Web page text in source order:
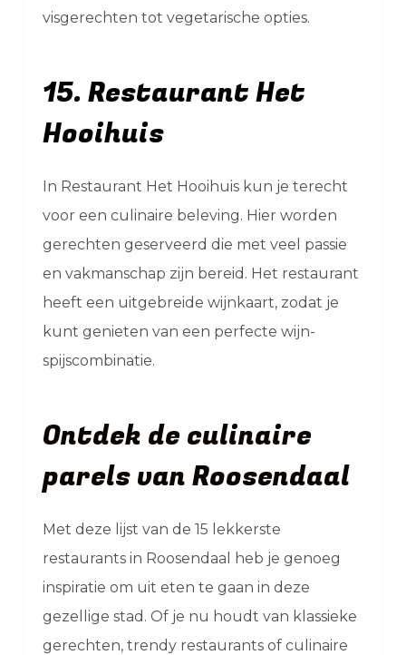
visgerechten tot vegetarische opties.
15. Restaurant Het
Hooihuis
In Restaurant Het Hooihuis kun je terecht
voor een culinaire beleving. Hier worden
gerechten geserveerd die met veel passie
en vakmanschap zijn bereid. Het restaurant
heeft een uitgebreide wijnkaart, zodat je
kunt genieten van een perfecte wijn-
spijscombinatie.
Ontdek de culinaire
parels van Roosendaal
Met deze lijst van de 15 lekkerste
restaurants in Roosendaal heb je genoeg
inspiratie om uit eten te gaan in deze
gezellige stad. Of je nu houdt van klassieke
gerechten, trendy restaurants of culinaire